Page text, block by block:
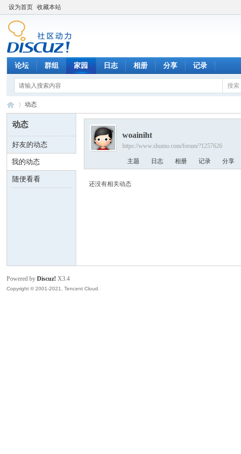
设为首页 收藏本站
论坛 群组 家园 日志 相册 分享 记录
搜索
数 ›
动态
动态
好友的动态
我的动态
随便看看
woainiht
https://www.shumo.com/forum/?1257626
主题 日志 相册 记录 分享
还没有相关动态
Powered byDiscuz! X3.4
Copyright © 2001-2021, Tencent Cloud.